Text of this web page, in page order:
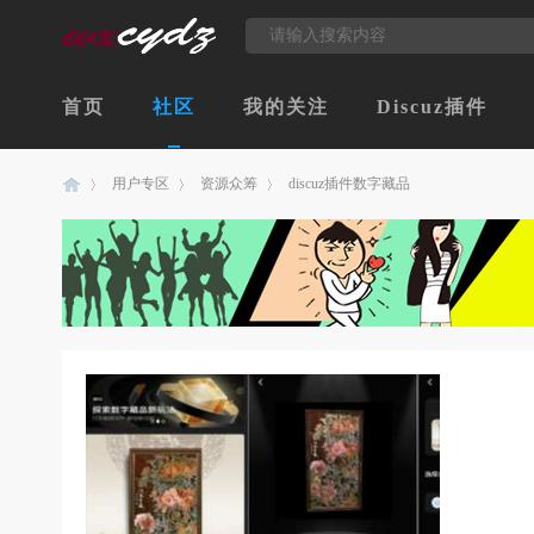
首页 社区 我的关注 Discuz插件
›
用户专区
›
资源众筹
›
discuz插件数字藏品